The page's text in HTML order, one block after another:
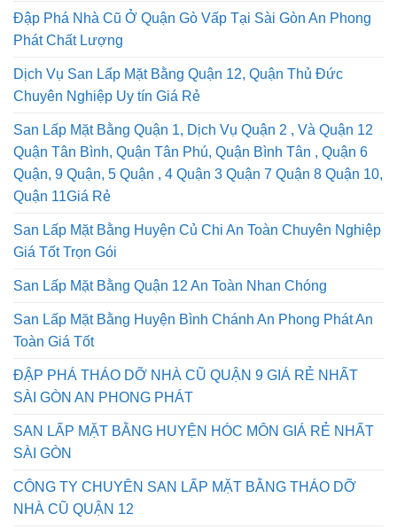
Đập Phá Nhà Cũ Ở Quận Gò Vấp Tại Sài Gòn An Phong
Phát Chất Lượng
Dịch Vụ San Lấp Mặt Bằng Quận 12, Quận Thủ Đức
Chuyên Nghiệp Uy tín Giá Rẻ
San Lấp Mặt Bằng Quận 1, Dịch Vụ Quận 2 , Và Quận 12
Quận Tân Bình, Quận Tân Phú, Quận Bình Tân , Quận 6
Quận, 9 Quận, 5 Quận , 4 Quận 3 Quận 7 Quận 8 Quận 10,
Quận 11Giá Rẻ
San Lấp Mặt Bằng Huyện Củ Chi An Toàn Chuyên Nghiệp
Giá Tốt Trọn Gói
San Lấp Mặt Bằng Quận 12 An Toàn Nhan Chóng
San Lấp Mặt Bằng Huyện Bình Chánh An Phong Phát An
Toàn Giá Tốt
ĐẬP PHÁ THÁO DỠ NHÀ CŨ QUẬN 9 GIÁ RẺ NHẤT
SÀI GÒN AN PHONG PHÁT
SAN LẤP MẶT BẰNG HUYỆN HÓC MÔN GIÁ RẺ NHẤT
SÀI GÒN
CÔNG TY CHUYÊN SAN LẤP MẶT BẰNG THÁO DỠ
NHÀ CŨ QUẬN 12